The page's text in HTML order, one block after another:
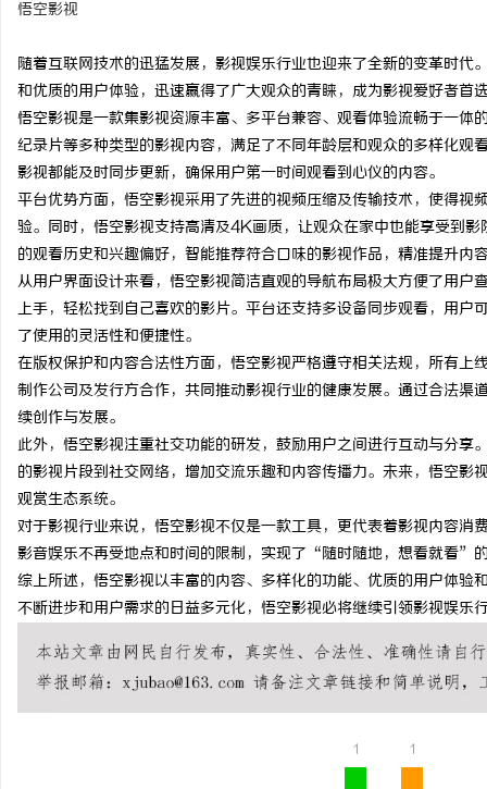
悟空影视
随着互联网技术的迅猛发展，影视娱乐行业也迎来了全新的变革时
和优质的用户体验，迅速赢得了广大观众的青睐，成为影视爱好者首
悟空影视是一款集影视资源丰富、多平台兼容、观看体验流畅于一
纪录片等多种类型的影视内容，满足了不同年龄层和观众的多样化
影视都能及时同步更新，确保用户第一时间观看到心仪的内容。
平台优势方面，悟空影视采用了先进的视频压缩及传输技术，使得
验。同时，悟空影视支持高清及4K画质，让观众在家中也能享受到
的观看历史和兴趣偏好，智能推荐符合口味的影视作品，精准提升内
从用户界面设计来看，悟空影视简洁直观的导航布局极大方便了用
上手，轻松找到自己喜欢的影片。平台还支持多设备同步观看，用
了使用的灵活性和便捷性。
在版权保护和内容合法性方面，悟空影视严格遵守相关法规，所有
制作公司及发行方合作，共同推动影视行业的健康发展。通过合法
续创作与发展。
此外，悟空影视注重社交功能的研发，鼓励用户之间进行互动与分
的影视片段到社交网络，增加交流乐趣和内容传播力。未来，悟空
观赏生态系统。
对于影视行业来说，悟空影视不仅是一款工具，更代表着影视内容
影音娱乐不再受地点和时间的限制，实现了“随时随地，想看就看”
综上所述，悟空影视以丰富的内容、多样化的功能、优质的用户体
不断进步和用户需求的日益多元化，悟空影视必将继续引领影视娱
1 1
店最怕“搜不到”为什么隔壁店铺没花钱，
天天给他免费派单？
揭秘！专业充电桩项目
哪些行业秘诀？